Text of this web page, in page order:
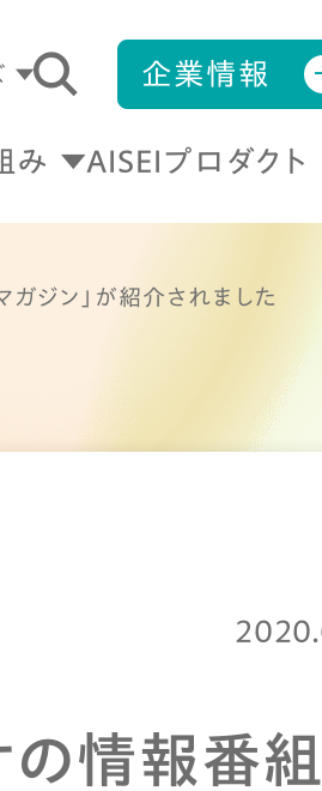
企業情報
み AISEIプロダクト
ガジン」が紹介されました
の情報番組